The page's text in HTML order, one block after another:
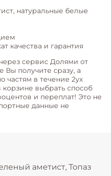
натуральные белые
качества и гарантия
сервис Долями от
Вы получите сразу, а
частям в течение 2ух
выбрать способ
и переплат! Это не
данные не
аметист, Топаз